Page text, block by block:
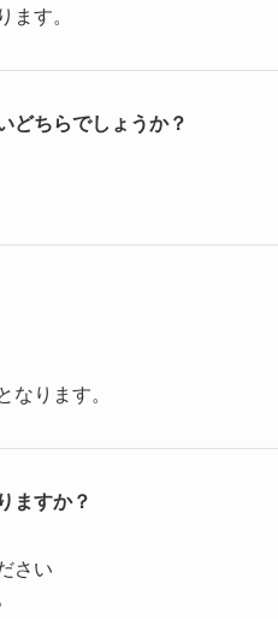
ます。
ちらでしょうか？
なります。
ますか？
さい